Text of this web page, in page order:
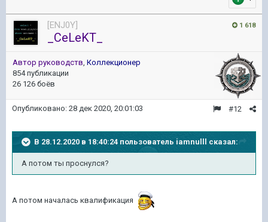
1 618
[ENJ0Y]
_CeLeKT_
Автор руководств, Коллекционер
854 публикации
26 126 боёв
#12
Опубликовано: 28 дек 2020, 20:01:03
В 28.12.2020 в 18:40:24 пользователь iamnulll сказал:
А потом ты проснулся?
А потом началась квалификация